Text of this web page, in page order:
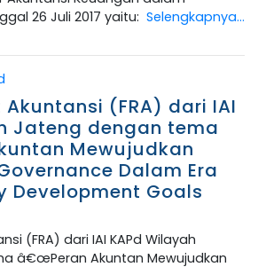
26 Juli 2017 yaitu: Selengkapnya...
Akuntansi (FRA) dari IAI
Jateng dengan tema
Mewujudkan
Dalam Era
Development Goals
(FRA) dari IAI KAPd Wilayah
â€œPeran Akuntan Mewujudkan